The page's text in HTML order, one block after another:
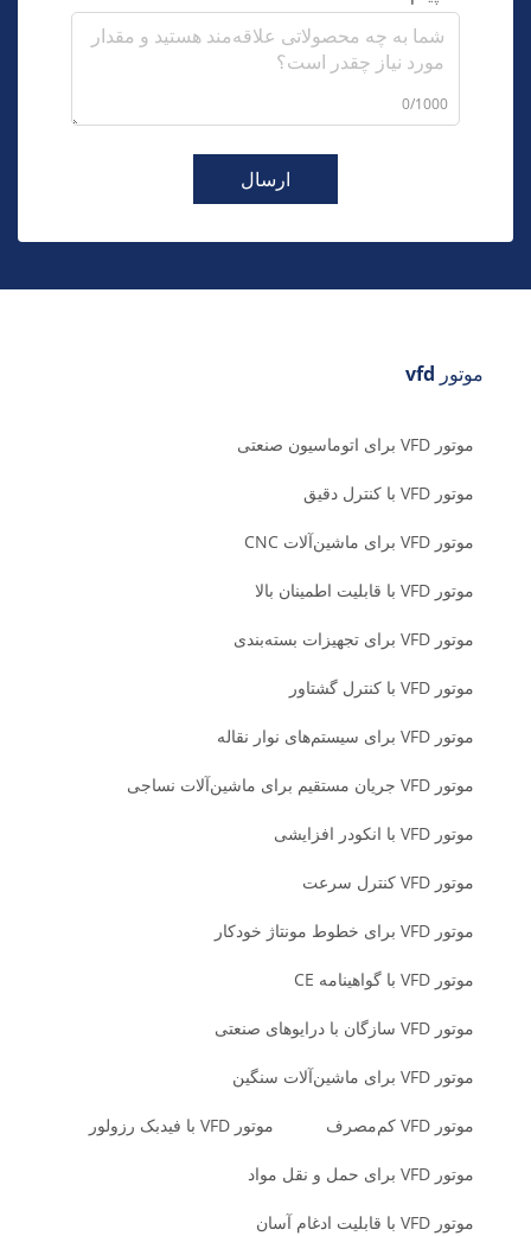
0/1000
ارسال
موتور vfd
موتور VFD برای اتوماسیون صنعتی
موتور VFD با کنترل دقیق
موتور VFD برای ماشین‌آلات CNC
موتور VFD با قابلیت اطمینان بالا
موتور VFD برای تجهیزات بسته‌بندی
موتور VFD با کنترل گشتاور
موتور VFD برای سیستم‌های نوار نقاله
موتور VFD جریان مستقیم برای ماشین‌آلات نساجی
موتور VFD با انکودر افزایشی
موتور VFD کنترل سرعت
موتور VFD برای خطوط مونتاژ خودکار
موتور VFD با گواهینامه CE
موتور VFD سازگان با درایوهای صنعتی
موتور VFD برای ماشین‌آلات سنگین
موتور VFD کم‌مصرف موتور VFD با فیدبک رزولور
موتور VFD برای حمل و نقل مواد
موتور VFD با قابلیت ادغام آسان